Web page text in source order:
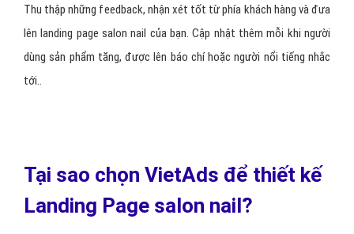
Thu thập những feedback, nhận xét tốt từ phía khách hàng và đưa
lên landing page salon nail của bạn. Cập nhật thêm mỗi khi người
dùng sản phẩm tăng, được lên báo chí hoặc người nổi tiếng nhắc
tới..
Tại sao chọn VietAds để thiết kế
Landing Page salon nail?